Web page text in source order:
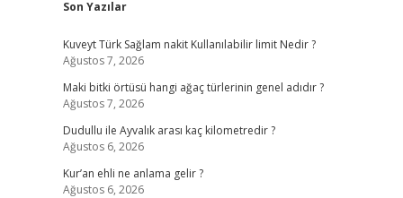
Son Yazılar
Kuveyt Türk Sağlam nakit Kullanılabilir limit Nedir ?
Ağustos 7, 2026
Maki bitki örtüsü hangi ağaç türlerinin genel adıdır ?
Ağustos 7, 2026
Dudullu ile Ayvalık arası kaç kilometredir ?
Ağustos 6, 2026
Kur’an ehli ne anlama gelir ?
Ağustos 6, 2026